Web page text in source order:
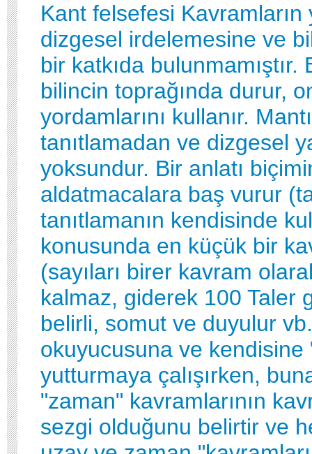
Kant felsefesi Kavramların
dizgesel irdelemesine ve
bir katkıda bulunmamıştır.
bilincin toprağında durur,
yordamlarını kullanır.
tanıtlamadan ve dizgesel
yoksundur. Bir anlatı
aldatmacalara baş vurur
tanıtlamanın kendisinde
konusunda en küçük bir
(sayıları birer kavram
kalmaz, giderek 100 Taler
belirli, somut ve duyulur
okuyucusuna ve kendisine
yutturmaya çalışırken,
"zaman" kavramlarının
sezgi olduğunu belirtir ve